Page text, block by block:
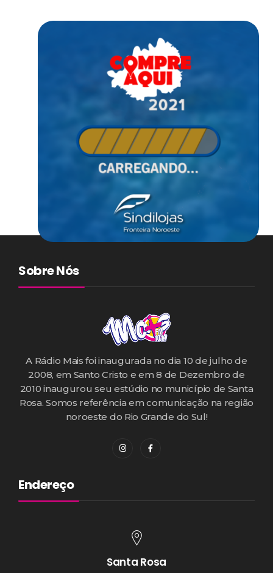
Sobre Nós
A Rádio Mais foi inaugurada no dia 10 de julho de
2008, em Santo Cristo e em 8 de Dezembro de
2010 inaugurou seu estúdio no município de Santa
Rosa. Somos referência em comunicação na região
noroeste do Rio Grande do Sul!
Endereço
Santa Rosa